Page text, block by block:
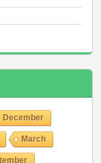
December
March